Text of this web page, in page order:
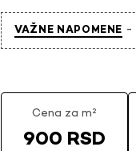
VAŽNE NAPOMENE -
Cena za m²
900 RSD